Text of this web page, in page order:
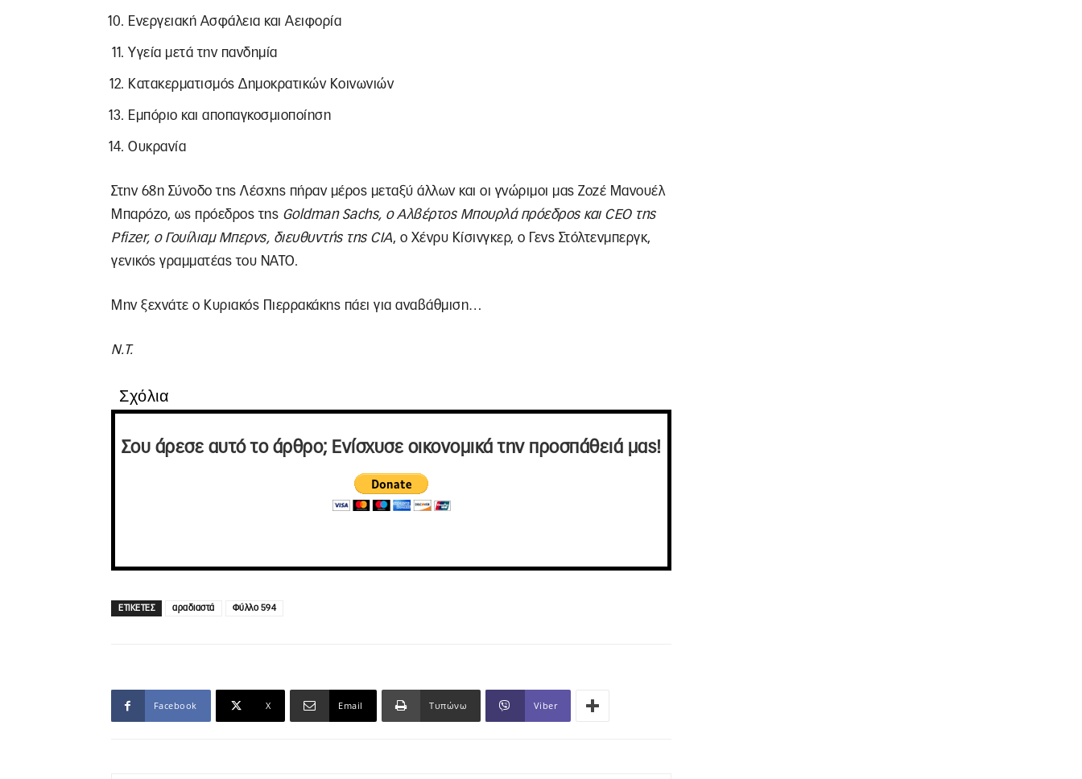
Ενεργειακή Ασφάλεια και Αειφορία
Υγεία μετά την πανδημία
Κατακερματισμός Δημοκρατικών Κοινωνιών
Εμπόριο και αποπαγκοσμιοποίηση
Ουκρανία
Στην 68η Σύνοδο της Λέσχης πήραν μέρος μεταξύ άλλων και οι γνώριμοι μας Ζοζέ Μανουέλ
Μπαρόζο, ως πρόεδρος της Goldman Sachs, ο Αλβέρτος Μπουρλά πρόεδρος και CEO της
Pfizer, ο Γουίλιαμ Μπερνς, διευθυντής της CIA, ο Χένρυ Κίσινγκερ, ο Γενς Στόλτενμπεργκ,
γενικός γραμματέας του ΝΑΤΟ.
Μην ξεχνάτε ο Κυριακός Πιερρακάκης πάει για αναβάθμιση…
Ν.Τ.
Σχόλια
Σου άρεσε αυτό το άρθρο; Ενίσχυσε οικονομικά την προσπάθειά μας!
ΕΤΙΚΕΤΕΣ αραδιαστά Φύλλο 594
Facebook X Email Τυπώνω Viber